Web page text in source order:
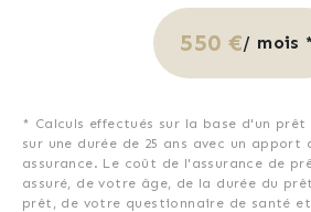
550 €/ mois *
* Calculs effectués sur la base d'un
sur une durée de 25 ans avec un apport
assurance. Le coût de l'assurance de
assuré, de votre âge, de la durée du
prêt, de votre questionnaire de santé